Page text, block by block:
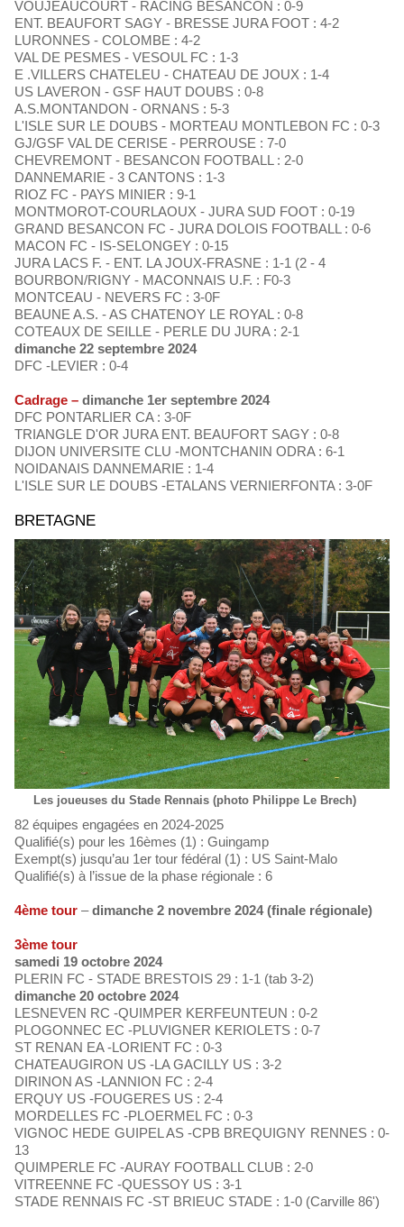
VOUJEAUCOURT - RACING BESANCON : 0-9
ENT. BEAUFORT SAGY - BRESSE JURA FOOT : 4-2
LURONNES - COLOMBE : 4-2
VAL DE PESMES - VESOUL FC : 1-3
E .VILLERS CHATELEU - CHATEAU DE JOUX : 1-4
US LAVERON - GSF HAUT DOUBS : 0-8
A.S.MONTANDON - ORNANS : 5-3
L'ISLE SUR LE DOUBS - MORTEAU MONTLEBON FC : 0-3
GJ/GSF VAL DE CERISE - PERROUSE : 7-0
CHEVREMONT - BESANCON FOOTBALL : 2-0
DANNEMARIE - 3 CANTONS : 1-3
RIOZ FC - PAYS MINIER : 9-1
MONTMOROT-COURLAOUX - JURA SUD FOOT : 0-19
GRAND BESANCON FC - JURA DOLOIS FOOTBALL : 0-6
MACON FC - IS-SELONGEY : 0-15
JURA LACS F. - ENT. LA JOUX-FRASNE : 1-1 (2 - 4
BOURBON/RIGNY - MACONNAIS U.F. : F0-3
MONTCEAU - NEVERS FC : 3-0F
BEAUNE A.S. - AS CHATENOY LE ROYAL : 0-8
COTEAUX DE SEILLE - PERLE DU JURA : 2-1
dimanche 22 septembre 2024
DFC -LEVIER : 0-4
Cadrage – dimanche 1er septembre 2024
DFC PONTARLIER CA : 3-0F
TRIANGLE D'OR JURA ENT. BEAUFORT SAGY : 0-8
DIJON UNIVERSITE CLU -MONTCHANIN ODRA : 6-1
NOIDANAIS DANNEMARIE : 1-4
L'ISLE SUR LE DOUBS -ETALANS VERNIERFONTA : 3-0F
BRETAGNE
Les joueuses du Stade Rennais (photo Philippe Le Brech)
82 équipes engagées en 2024-2025
Qualifié(s) pour les 16èmes (1) : Guingamp
Exempt(s) jusqu’au 1er tour fédéral (1) : US Saint-Malo
Qualifié(s) à l’issue de la phase régionale : 6
4ème tour –dimanche 2 novembre 2024 (finale régionale)
3ème tour
samedi 19 octobre 2024
PLERIN FC - STADE BRESTOIS 29 : 1-1 (tab 3-2)
dimanche 20 octobre 2024
LESNEVEN RC -QUIMPER KERFEUNTEUN : 0-2
PLOGONNEC EC -PLUVIGNER KERIOLETS : 0-7
ST RENAN EA -LORIENT FC : 0-3
CHATEAUGIRON US -LA GACILLY US : 3-2
DIRINON AS -LANNION FC : 2-4
ERQUY US -FOUGERES US : 2-4
MORDELLES FC -PLOERMEL FC : 0-3
VIGNOC HEDE GUIPEL AS -CPB BREQUIGNY RENNES : 0-
13
QUIMPERLE FC -AURAY FOOTBALL CLUB : 2-0
VITREENNE FC -QUESSOY US : 3-1
STADE RENNAIS FC -ST BRIEUC STADE : 1-0 (Carville 86')